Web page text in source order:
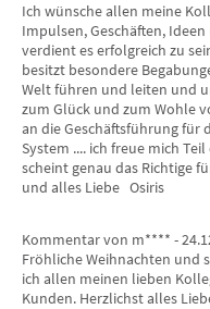
Ich wünsche allen meine
Impulsen, Geschäften,
verdient es erfolgreich zu
besitzt besondere
Welt führen und leiten und
zum Glück und zum Wohle
an die Geschäftsführung für
System .... ich freue mich
scheint genau das Richtige
und alles Liebe Osiris
Kommentar von m**** -
Fröhliche Weihnachten und
ich allen meinen lieben
Kunden. Herzlichst alles